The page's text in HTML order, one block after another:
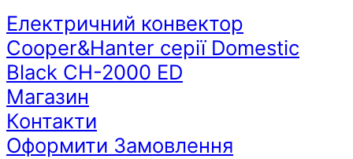
Електричний конвектор
Cooper&Hanter серії Domestic
Black CH-2000 ED
Магазин
Контакти
Оформити Замовлення